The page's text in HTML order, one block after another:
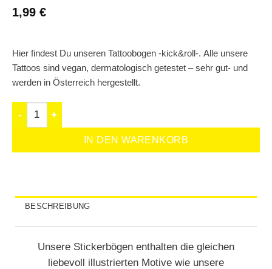
1,99 €
Hier findest Du unseren Tattoobogen -kick&roll-. Alle unsere
Tattoos sind vegan, dermatologisch getestet – sehr gut- und
werden in Österreich hergestellt.
IN DEN WARENKORB
BESCHREIBUNG
Unsere Stickerbögen enthalten die gleichen
liebevoll illustrierten Motive wie unsere